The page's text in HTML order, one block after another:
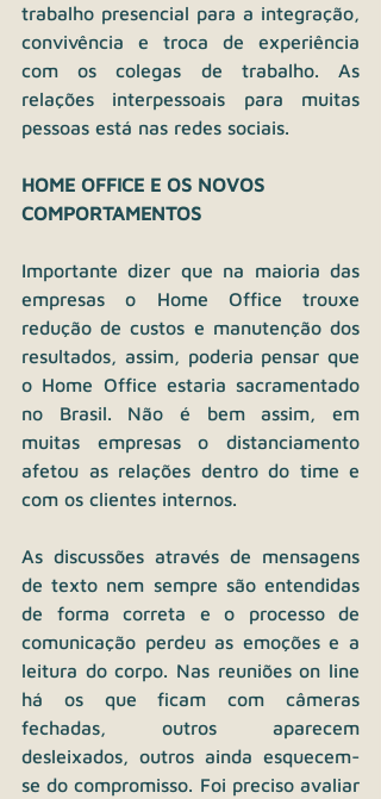
trabalho presencial para a integração,
convivência e troca de experiência
com os colegas de trabalho. As
relações interpessoais para muitas
pessoas está nas redes sociais.
HOME OFFICE E OS NOVOS
COMPORTAMENTOS
Importante dizer que na maioria das
empresas o Home Office trouxe
redução de custos e manutenção dos
resultados, assim, poderia pensar que
o Home Office estaria sacramentado
no Brasil. Não é bem assim, em
muitas empresas o distanciamento
afetou as relações dentro do time e
com os clientes internos.
As discussões através de mensagens
de texto nem sempre são entendidas
de forma correta e o processo de
comunicação perdeu as emoções e a
leitura do corpo. Nas reuniões on line
há os que ficam com câmeras
fechadas, outros aparecem
desleixados, outros ainda esquecem-
se do compromisso. Foi preciso avaliar